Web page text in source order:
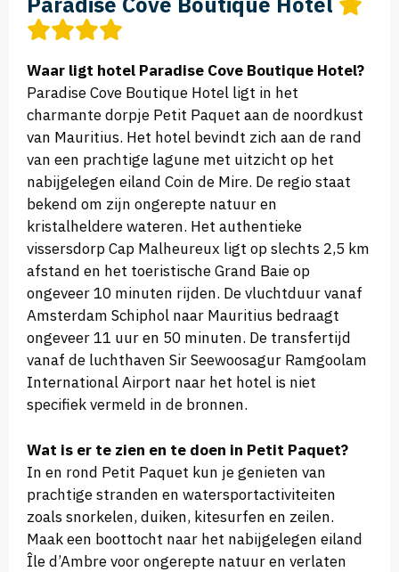
Waar ligt hotel Paradise Cove Boutique Hotel?
Paradise Cove Boutique Hotel ligt in het
charmante dorpje Petit Paquet aan de noordkust
van Mauritius. Het hotel bevindt zich aan de rand
van een prachtige lagune met uitzicht op het
nabijgelegen eiland Coin de Mire. De regio staat
bekend om zijn ongerepte natuur en
kristalheldere wateren. Het authentieke
vissersdorp Cap Malheureux ligt op slechts 2,5 km
afstand en het toeristische Grand Baie op
ongeveer 10 minuten rijden. De vluchtduur vanaf
Amsterdam Schiphol naar Mauritius bedraagt
ongeveer 11 uur en 50 minuten. De transfertijd
vanaf de luchthaven Sir Seewoosagur Ramgoolam
International Airport naar het hotel is niet
specifiek vermeld in de bronnen.
Wat is er te zien en te doen in Petit Paquet?
In en rond Petit Paquet kun je genieten van
prachtige stranden en watersportactiviteiten
zoals snorkelen, duiken, kitesurfen en zeilen.
Maak een boottocht naar het nabijgelegen eiland
Île d’Ambre voor ongerepte natuur en verlaten